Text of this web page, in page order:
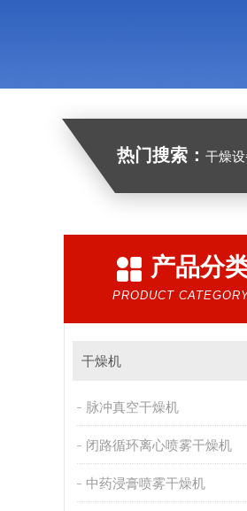
热门搜索： 干燥
产品分
PRODUCT
干燥机
脉冲真空干燥机
闭路循环离心喷雾干燥机
中药浸膏喷雾干燥机